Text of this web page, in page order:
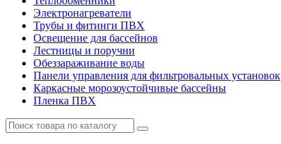
Электронагреватели
Трубы и фитинги ПВХ
Освещение для бассейнов
Лестницы и поручни
Обеззараживание воды
Панели управления для фильтровальных установок
Каркасные морозоустойчивые бассейны
Пленка ПВХ